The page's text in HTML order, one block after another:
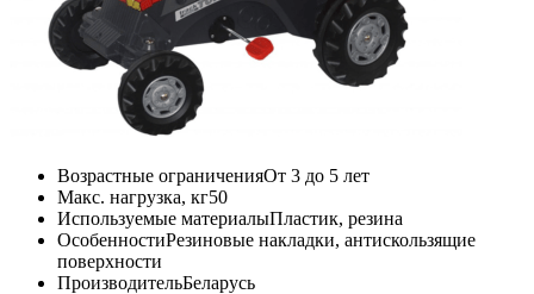
Возрастные ограниченияОт 3 до 5 лет
Макс. нагрузка, кг50
Используемые материалыПластик, резина
ОсобенностиРезиновые накладки, антискользящие
поверхности
ПроизводительБеларусь